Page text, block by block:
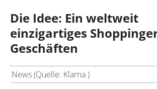
Die Idee: Ein weltweit
einzigartiges
Geschäften
News (Quelle: Klarna )